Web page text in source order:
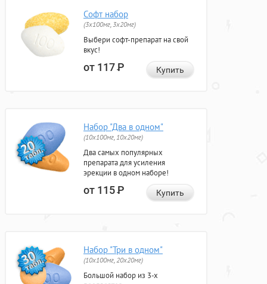
Софт набор
(3x100мг, 3x20мг)
Выбери софт-препарат на свой
вкус!
от 117Р Купить
Набор "Два в одном"
(10x100мг, 10x20мг)
Два самых популярных
препарата для усиления
эрекции в одном наборе!
от 115Р Купить
Набор "Три в одном"
(10x100мг, 20x20мг)
Большой набор из 3-х